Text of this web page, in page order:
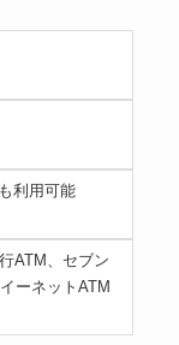
利用可能
ATM、セブン
ーネットATM